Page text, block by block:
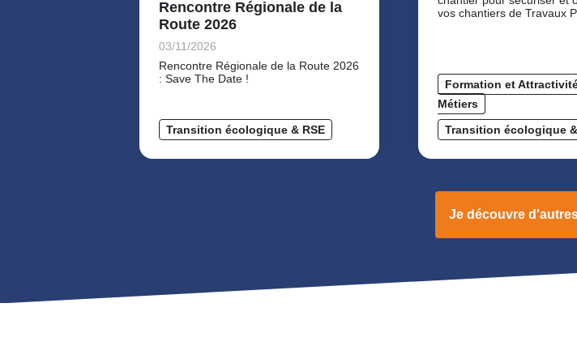
Rencontre Régionale de la
Route 2026
03/11/2026
Rencontre Régionale de la Route 2026
: Save The Date !
Transition écologique & RSE
vos chantiers de Travaux
Formation et
Métiers
Transition écologique
Je découvre